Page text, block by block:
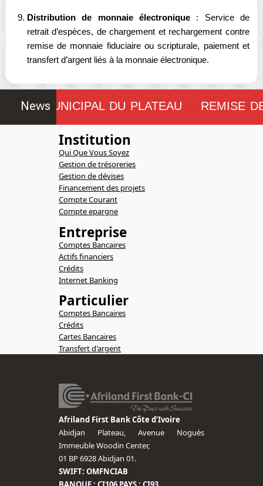
Distribution de monnaie électronique: Service de
retrait d’espèces, de chargement et rechargement contre
remise de monnaie fiduciaire ou scripturale, paiement et
transfert d’argent liés à la monnaie électronique.
NewsMUNICIPAL DU PLATEAU!!!!!!!! REMISE
Institution
Qui Que Vous Soyez
Gestion de trésoreries
Gestion de dévises
Financement des projets
Compte Courant
Compte epargne
Entreprise
Comptes Bancaires
Actifs financiers
Crédits
Internet Banking
Particulier
Comptes Bancaires
Crédits
Cartes Bancaires
Transfert d'argent
Afriland First Bank Côte d’Ivoire
Abidjan Plateau, Avenue Noguès
Immeuble Woodin Center,
01 BP 6928 Abidjan 01.
SWIFT: OMFNCIAB